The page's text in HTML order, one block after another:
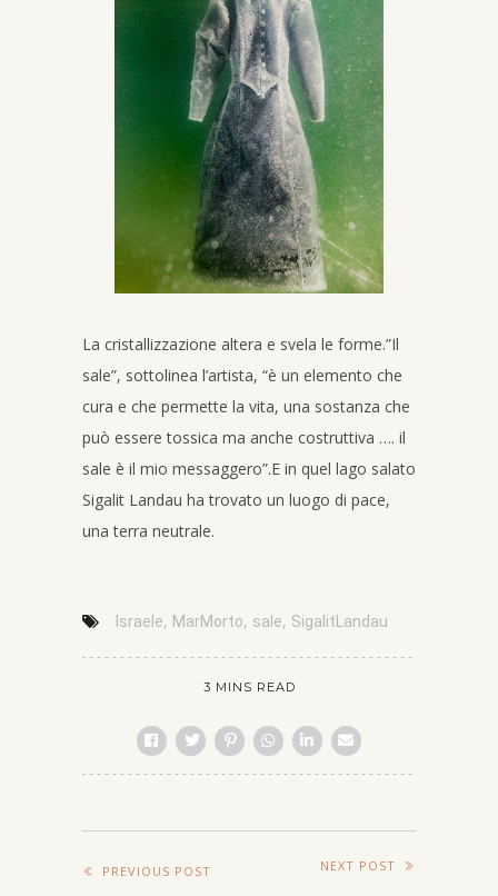
La cristallizzazione altera e svela le forme.”Il
sale”, sottolinea l’artista, “è un elemento che
cura e che permette la vita, una sostanza che
può essere tossica ma anche costruttiva …. il
sale è il mio messaggero”.E in quel lago salato
Sigalit Landau ha trovato un luogo di pace,
una terra neutrale.
Israele, MarMorto, sale, SigalitLandau
3 MINS READ
PREVIOUS POST NEXT POST